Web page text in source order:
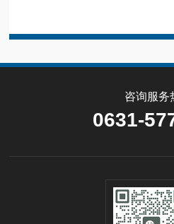
咨询服务
0631-